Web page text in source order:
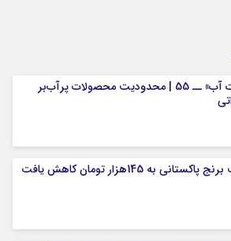
«نجات آب» ــ 55 | محدودیت محصولات پرآب‌بر
به 145هزار تومان کاهش یافت